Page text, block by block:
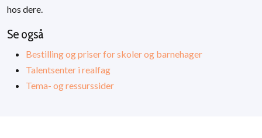
hos dere.
Se også
Bestilling og priser for skoler og barnehager
Talentsenter i realfag
Tema- og ressurssider